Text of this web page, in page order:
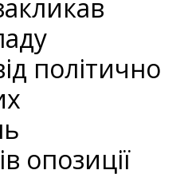
політично
опозиції